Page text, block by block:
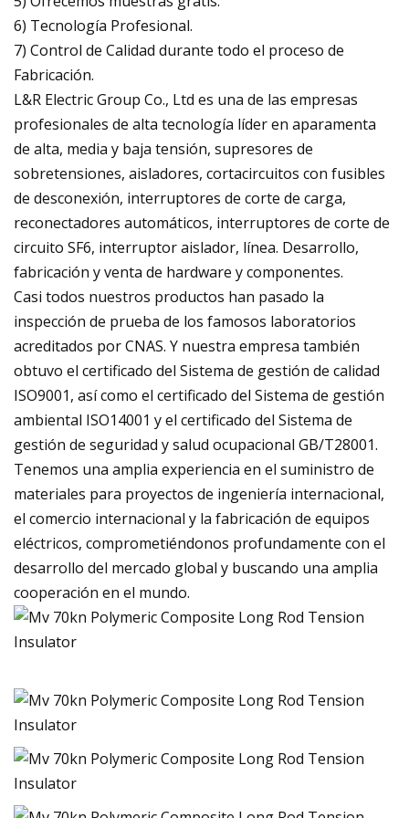
6) Tecnología Profesional.
7) Control de Calidad durante todo el proceso de
Fabricación.
L&R Electric Group Co., Ltd es una de las empresas
profesionales de alta tecnología líder en aparamenta
de alta, media y baja tensión, supresores de
sobretensiones, aisladores, cortacircuitos con fusibles
de desconexión, interruptores de corte de carga,
reconectadores automáticos, interruptores de corte de
circuito SF6, interruptor aislador, línea. Desarrollo,
fabricación y venta de hardware y componentes.
Casi todos nuestros productos han pasado la
inspección de prueba de los famosos laboratorios
acreditados por CNAS. Y nuestra empresa también
obtuvo el certificado del Sistema de gestión de calidad
ISO9001, así como el certificado del Sistema de gestión
ambiental ISO14001 y el certificado del Sistema de
gestión de seguridad y salud ocupacional GB/T28001.
Tenemos una amplia experiencia en el suministro de
materiales para proyectos de ingeniería internacional,
el comercio internacional y la fabricación de equipos
eléctricos, comprometiéndonos profundamente con el
desarrollo del mercado global y buscando una amplia
cooperación en el mundo.